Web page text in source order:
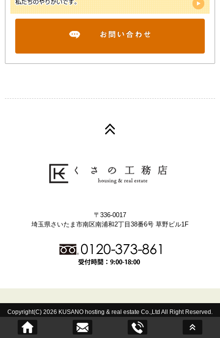
〒336-0017
埼玉県さいたま市南区南浦和2丁目38番6号 草野ビル1F
Copyright(C) 2026 KUSANO hosting & real estate Co.,Ltd All Right Reserved.